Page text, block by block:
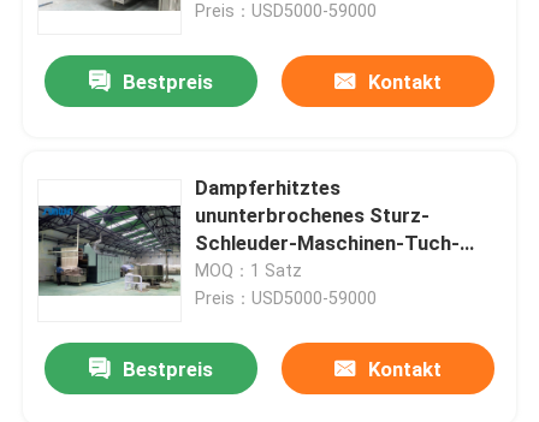
Produkte
Heißluft Stenter-Maschine
Gewebe Stenter-Maschine
Textilschleuder
Preis：USD5000-59000
Bestpreis Kontakt
Dampferhitztes
ununterbrochenes Sturz-
Schleuder-Maschinen-Tuch-
Fertigungstextiltrockner
MOQ：1 Satz
Preis：USD5000-59000
Bestpreis Kontakt